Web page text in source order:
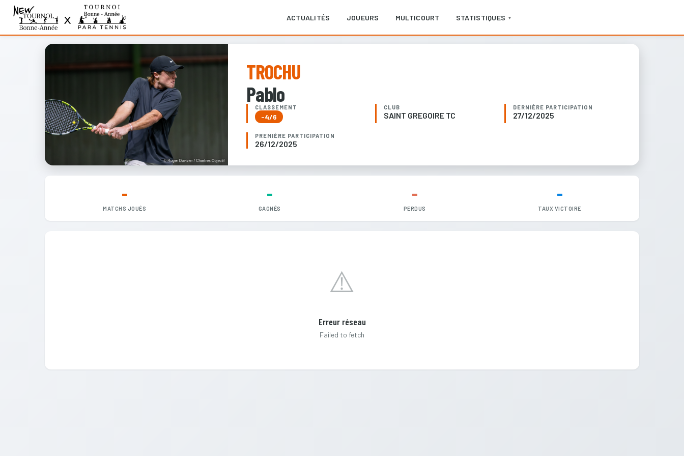
ACTUALITÉS JOUEURS MULTICOURT STATISTIQUES ▼
TROCHU
Pablo
CLASSEMENT
-4/6
CLUB
SAINT GREGOIRE TC
DERNIÈRE PARTICIPATION
27/12/2025
PREMIÈRE PARTICIPATION
26/12/2025
-
MATCHS JOUÉS
-
GAGNÉS
-
PERDUS
-
TAUX VICTOIRE
⚠️
Erreur réseau
Failed to fetch